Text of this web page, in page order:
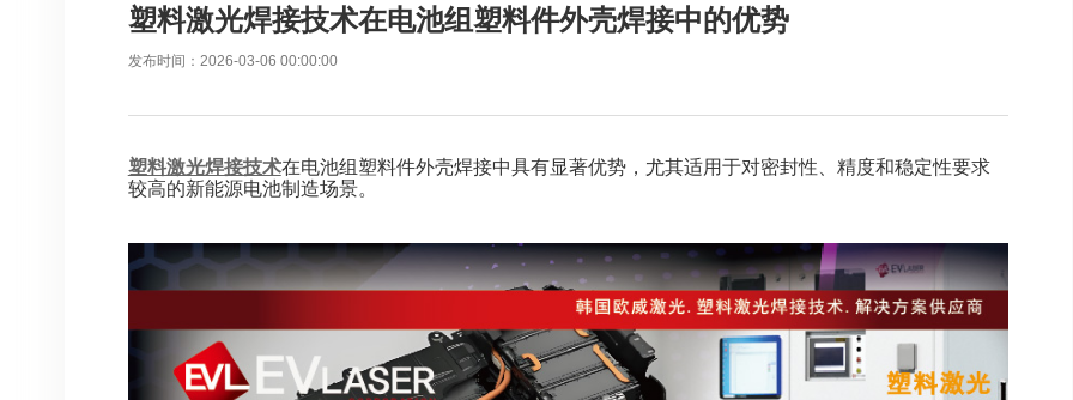
塑料激光焊接技术在电池组塑料件外壳焊接中的优势
发布时间：2026-03-06 00:00:00
塑料激光焊接技术在电池组塑料件外壳焊接中具有显著优势，尤其适用于对密封性、精度和稳定性要求
较高的新能源电池制造场景。